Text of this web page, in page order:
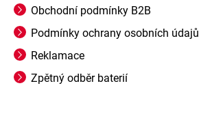
Obchodní podmínky B2B
Podmínky ochrany osobních údajů
Reklamace
Zpětný odběr baterií